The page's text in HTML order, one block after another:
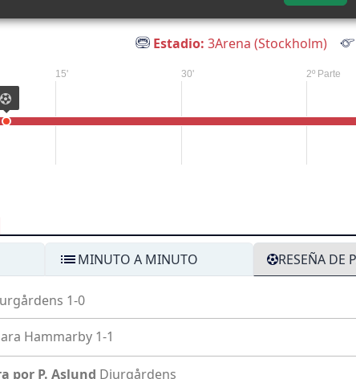
Estadio: 3Arena (Stockholm)
15' 30' 2º Parte
MINUTO A MINUTO RESEÑA DE
1-0
Hammarby 1-1
por P. Aslund Djurgårdens